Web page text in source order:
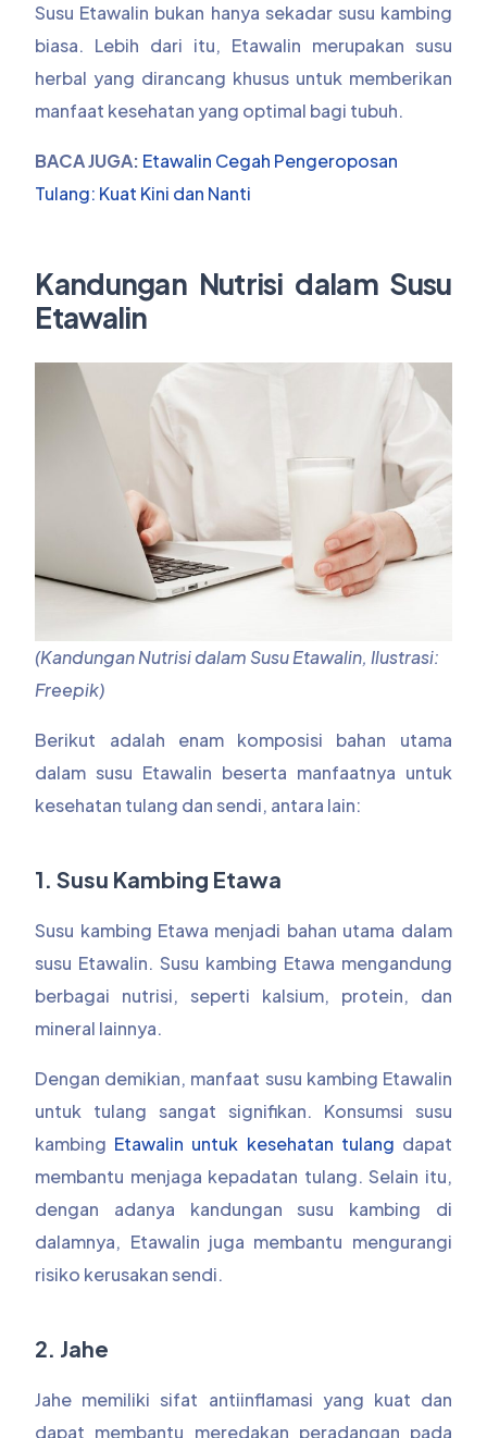
Susu Etawalin bukan hanya sekadar susu kambing
biasa. Lebih dari itu, Etawalin merupakan susu
herbal yang dirancang khusus untuk memberikan
manfaat kesehatan yang optimal bagi tubuh.
BACA JUGA: Etawalin Cegah Pengeroposan
Tulang: Kuat Kini dan Nanti
Kandungan Nutrisi dalam Susu
Etawalin
(Kandungan Nutrisi dalam Susu Etawalin, Ilustrasi:
Freepik)
Berikut adalah enam komposisi bahan utama
dalam susu Etawalin beserta manfaatnya untuk
kesehatan tulang dan sendi, antara lain:
1. Susu Kambing Etawa
Susu kambing Etawa menjadi bahan utama dalam
susu Etawalin. Susu kambing Etawa mengandung
berbagai nutrisi, seperti kalsium, protein, dan
mineral lainnya.
Dengan demikian, manfaat susu kambing Etawalin
untuk tulang sangat signifikan. Konsumsi susu
kambing Etawalin untuk kesehatan tulang dapat
membantu menjaga kepadatan tulang. Selain itu,
dengan adanya kandungan susu kambing di
dalamnya, Etawalin juga membantu mengurangi
risiko kerusakan sendi.
2. Jahe
Jahe memiliki sifat antiinflamasi yang kuat dan
dapat membantu meredakan peradangan pada